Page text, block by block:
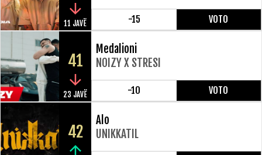
11 JAVË -15 VOTO
41
23 JAVË
Medalioni
NOIZY X STRESI
-10 VOTO
42
Alo
UNIKKATIL